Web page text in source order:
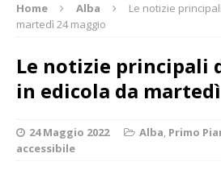
Home Alba
Le notizie
martedì 24 maggio
Le notizie principali
in edicola da
24 Maggio 2022 Alba, Primo
accessibile